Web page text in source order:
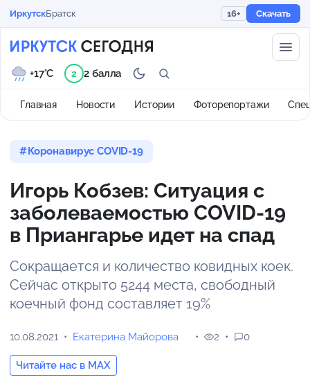
ИркутскБратск 16+ Скачать
Главная Новости Истории Фоторепортажи
+17°C 2 2 балла
Коронавирус COVID-19
Игорь Кобзев: Ситуация с
заболеваемостью COVID-19
в Приангарье идет на спад
Сокращается и количество ковидных коек.
Сейчас открыто 5244 места, свободный
коечный фонд составляет 19%
10.08.2021 Екатерина Майорова
Читайте нас в MAX
2 0